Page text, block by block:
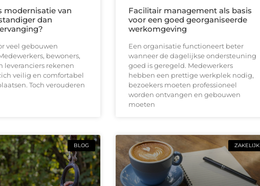
modernisatie van
dan
veel gebouwen
bewoners,
leveranciers rekenen
veilig en comfortabel
Toch verouderen
Facilitair management als basis
voor een goed georganiseerde
werkomgeving
Een organisatie functioneert beter
wanneer de dagelijkse ondersteuning
goed is geregeld. Medewerkers
hebben een prettige werkplek nodig,
bezoekers moeten professioneel
worden ontvangen en gebouwen
moeten
BLOG ZAKELIJK